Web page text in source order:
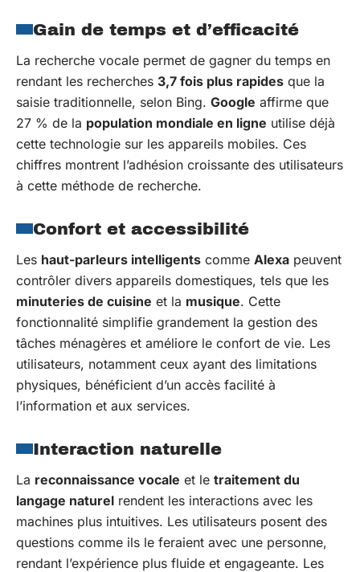
Gain de temps et d’efficacité
La recherche vocale permet de gagner du temps en
rendant les recherches 3,7 fois plus rapides que la
saisie traditionnelle, selon Bing. Google affirme que
27 % de la population mondiale en ligne utilise déjà
cette technologie sur les appareils mobiles. Ces
chiffres montrent l’adhésion croissante des utilisateurs
à cette méthode de recherche.
Confort et accessibilité
Les haut-parleurs intelligents comme Alexa peuvent
contrôler divers appareils domestiques, tels que les
minuteries de cuisine et la musique. Cette
fonctionnalité simplifie grandement la gestion des
tâches ménagères et améliore le confort de vie. Les
utilisateurs, notamment ceux ayant des limitations
physiques, bénéficient d’un accès facilité à
l’information et aux services.
Interaction naturelle
La reconnaissance vocale et le traitement du
langage naturel rendent les interactions avec les
machines plus intuitives. Les utilisateurs posent des
questions comme ils le feraient avec une personne,
rendant l’expérience plus fluide et engageante. Les